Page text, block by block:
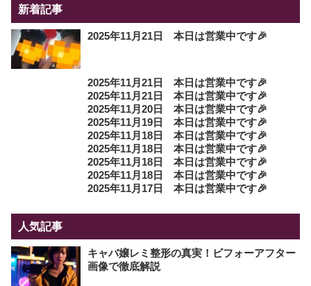
新着記事
2025年11月21日 本日は営業中です🎉
2025年11月21日 本日は営業中です🎉
2025年11月21日 本日は営業中です🎉
2025年11月20日 本日は営業中です🎉
2025年11月19日 本日は営業中です🎉
2025年11月18日 本日は営業中です🎉
2025年11月18日 本日は営業中です🎉
2025年11月18日 本日は営業中です🎉
2025年11月18日 本日は営業中です🎉
2025年11月17日 本日は営業中です🎉
人気記事
キャバ嬢レミ整形の真実！ビフォーアフター
画像で徹底解説